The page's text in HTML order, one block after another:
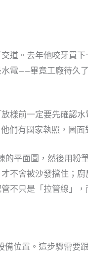
道。去年他咬牙買
電——畢竟工廠待久
樣前一定要先確認
們有國家執照，圖面
平面圖，然後用粉
不會被沙發擋住；
不只是「拉管線」，
位置。這步驟需要